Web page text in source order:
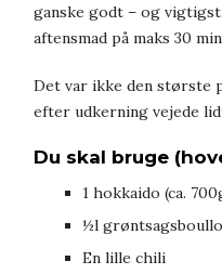
ganske godt – og
aftensmad på maks 30
Det var ikke den største
efter udkerning vejede
Du skal bruge
1 hokkaido (ca.
½l
En lille chili